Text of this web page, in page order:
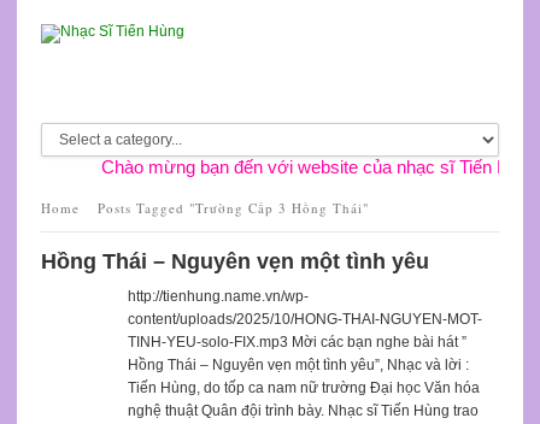
Chào mừng bạn đến với website của nhạc sĩ Tiến Hùng
Home Posts Tagged "Trường Cấp 3 Hồng Thái"
Hồng Thái – Nguyên vẹn một tình yêu
http://tienhung.name.vn/wp-
content/uploads/2025/10/HONG-THAI-NGUYEN-MOT-
TINH-YEU-solo-FIX.mp3 Mời các bạn nghe bài hát ”
Hồng Thái – Nguyên vẹn một tình yêu”, Nhạc và lời :
Tiến Hùng, do tốp ca nam nữ trường Đại học Văn hóa
nghệ thuật Quân đội trình bày. Nhạc sĩ Tiến Hùng trao